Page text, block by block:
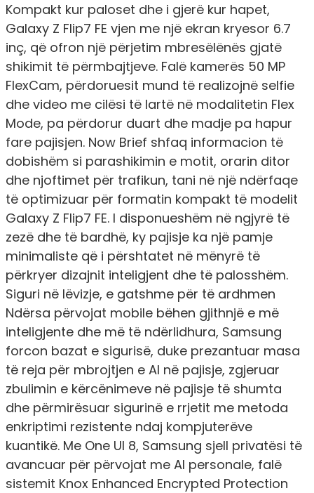
Kompakt kur paloset dhe i gjerë kur hapet,
Galaxy Z Flip7 FE vjen me një ekran kryesor 6.7
inç, që ofron një përjetim mbresëlënës gjatë
shikimit të përmbajtjeve. Falë kamerës 50 MP
FlexCam, përdoruesit mund të realizojnë selfie
dhe video me cilësi të lartë në modalitetin Flex
Mode, pa përdorur duart dhe madje pa hapur
fare pajisjen. Now Brief shfaq informacion të
dobishëm si parashikimin e motit, orarin ditor
dhe njoftimet për trafikun, tani në një ndërfaqe
të optimizuar për formatin kompakt të modelit
Galaxy Z Flip7 FE. I disponueshëm në ngjyrë të
zezë dhe të bardhë, ky pajisje ka një pamje
minimaliste që i përshtatet në mënyrë të
përkryer dizajnit inteligjent dhe të palosshëm.
Siguri në lëvizje, e gatshme për të ardhmen
Ndërsa përvojat mobile bëhen gjithnjë e më
inteligjente dhe më të ndërlidhura, Samsung
forcon bazat e sigurisë, duke prezantuar masa
të reja për mbrojtjen e AI në pajisje, zgjeruar
zbulimin e kërcënimeve në pajisje të shumta
dhe përmirësuar sigurinë e rrjetit me metoda
enkriptimi rezistente ndaj kompjuterëve
kuantikë. Me One UI 8, Samsung sjell privatësi të
avancuar për përvojat me AI personale, falë
sistemit Knox Enhanced Encrypted Protection